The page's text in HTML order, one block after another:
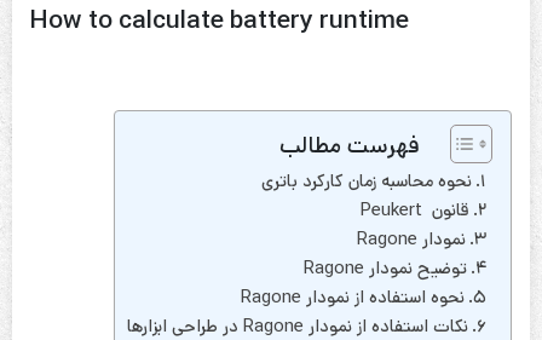
How to calculate battery runtime
فهرست مطالب
نحوه محاسبه زمان کارکرد باتری
قانون Peukert
نمودار Ragone
توضیح نمودار Ragone
نحوه استفاده از نمودار Ragone
نکات استفاده از نمودار Ragone در طراحی ابزارها